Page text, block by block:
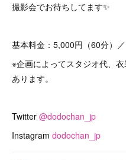
撮影会でお待ちしてます✨
基本料金：5,000円（60分）／
※企画によってスタジオ代、
あります。
Twitter @dodochan_jp
Instagram dodochan_jp